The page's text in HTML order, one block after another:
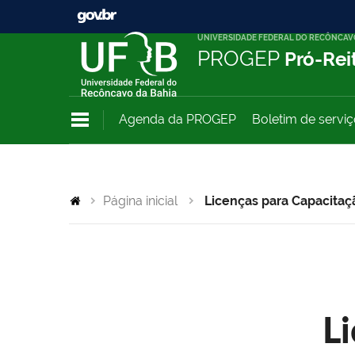
UNIVERSIDADE FEDERAL DO
PROGEP Pró-
Agenda da PROGEP Boletim de
Página inicial Licenças para